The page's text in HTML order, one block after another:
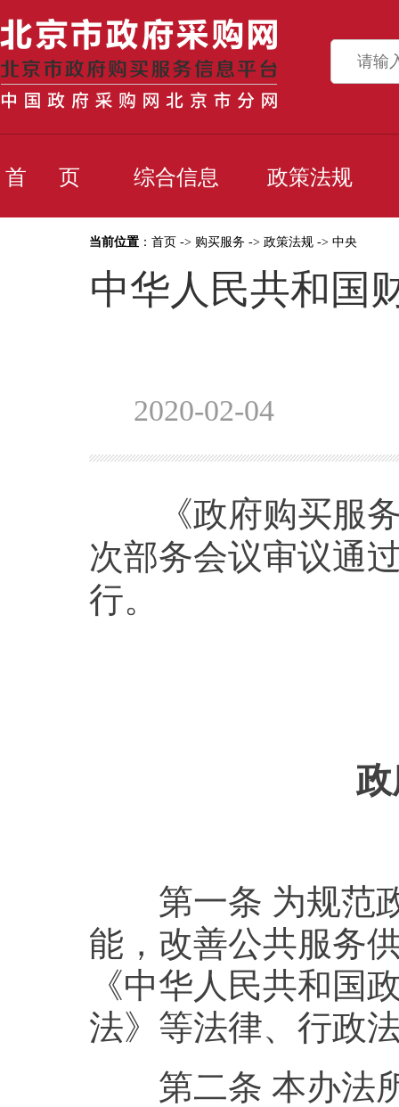
首 页 综合信息 政策法规
当前位置 ： 首页 -> 购买服务 -> 政策法规 -> 中央
中华人民共和国
2020-02-04
《政府购买服务
次部务会议审议通
行。
第一条 为规范政
能，改善公共服务
《中华人民共和国
法》等法律、行政
第二条 本办法所